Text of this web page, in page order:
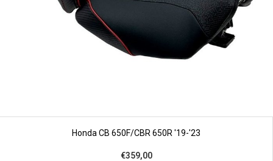
Honda CB 650F/CBR 650R '19-'23
€359,00